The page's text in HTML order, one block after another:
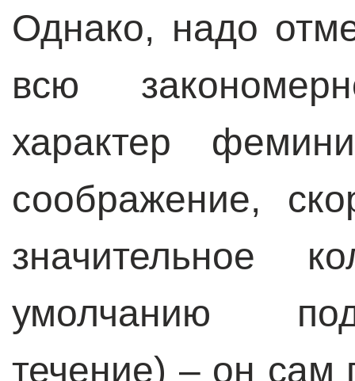
Однако, надо
всю
характер
соображение,
значительное
умолчанию
течение) – он сам